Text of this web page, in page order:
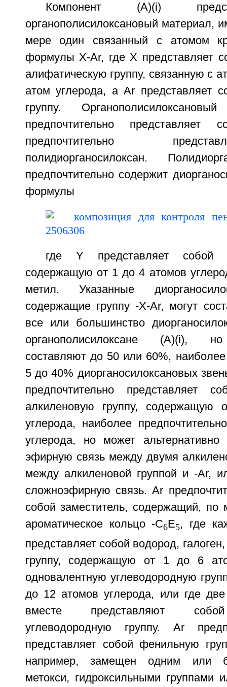
Компонент (A)(i)
органополисилоксановый
мере один связанный с атомом
формулы X-Ar, где X представляет
алифатическую группу, связанную с
атом углерода, а Ar представляет
группу.
предпочтительно
предпочтительно
полидиорганосилоксан.
предпочтительно содержит
формулы
где Y представляет собой
содержащую от 1 до 4 атомов
метил. Указанные
содержащие группу -X-Ar, могут
все или большинство
органополисилоксане (A)(i), но
составляют до 50 или 60%, наиболее
5 до 40% диорганосилоксановых
предпочтительно представляет
алкиленовую группу,
углерода, наиболее
углерода, но может альтернативно
эфирную связь между двумя
между алкиленовой группой и -Ar,
сложноэфирную связь. Ar
собой заместитель, содержащий,
ароматическое кольцо -C6E5, где
представляет собой водород,
группу, содержащую от 1 до 6
одновалентную углеводородную
до 12 атомов углерода, или где
вместе представляют
углеводородную группу. Ar
представляет собой фенильную
например, замещен одним или
метокси, гидроксильными группами